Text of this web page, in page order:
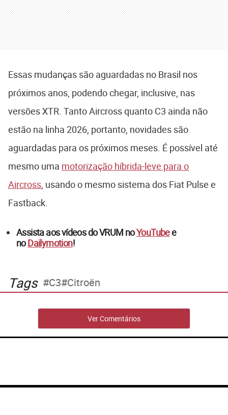
Essas mudanças são aguardadas no Brasil nos
próximos anos, podendo chegar, inclusive, nas
versões XTR. Tanto Aircross quanto C3 ainda não
estão na linha 2026, portanto, novidades são
aguardadas para os próximos meses. É possível até
mesmo uma motorização híbrida-leve para o
Aircross , usando o mesmo sistema dos Fiat Pulse e
Fastback.
Assista aos vídeos do VRUM noYouTubee
noDailymotion!
Tags C3 Citroën
Ver Comentários